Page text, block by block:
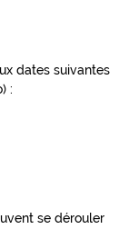
dates suivantes
:
se dérouler